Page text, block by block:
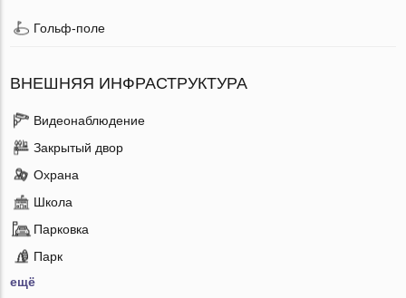
Гольф-поле
ВНЕШНЯЯ ИНФРАСТРУКТУРА
Видеонаблюдение
Закрытый двор
Охрана
Школа
Парковка
Парк
ещё